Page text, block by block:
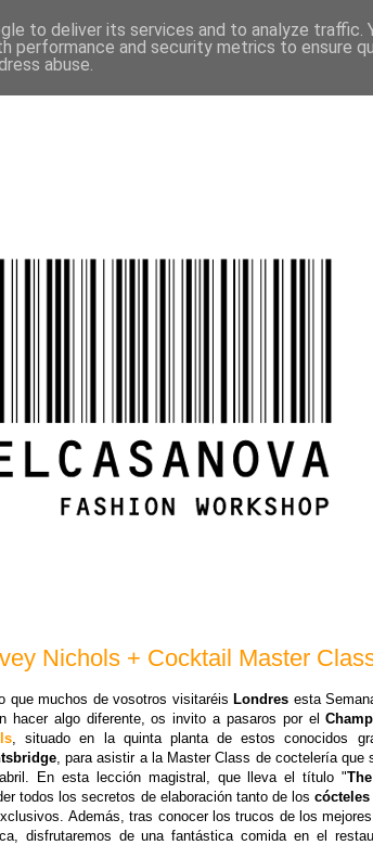
Nichols + Cocktail Master
que muchos de vosotros visitaréis Londres esta
hacer algo diferente, os invito a pasaros por el
, situado en la quinta planta de estos conocidos
, para asistir a la Master Class de coctelería que
En esta lección magistral, que lleva el título "
todos los secretos de elaboración tanto de loscócteles
Además, tras conocer los trucos de los
disfrutaremos de una fantástica comida en el
to deliver its services and to analyze traffic.
performance and security metrics to ensure
abuse.